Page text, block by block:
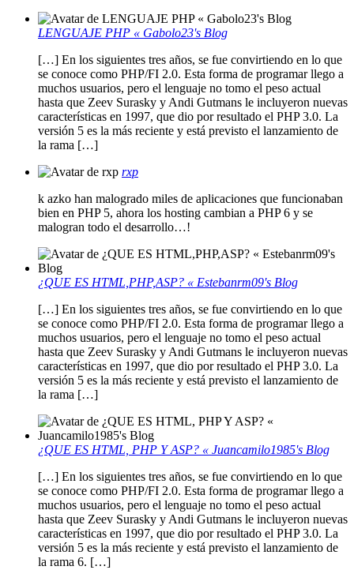
LENGUAJE PHP « Gabolo23's Blog
[…] En los siguientes tres años, se fue convirtiendo en lo que
se conoce como PHP/FI 2.0. Esta forma de programar llego a
muchos usuarios, pero el lenguaje no tomo el peso actual
hasta que Zeev Surasky y Andi Gutmans le incluyeron nuevas
características en 1997, que dio por resultado el PHP 3.0. La
versión 5 es la más reciente y está previsto el lanzamiento de
la rama […]
rxp
k azko han malogrado miles de aplicaciones que funcionaban
bien en PHP 5, ahora los hosting cambian a PHP 6 y se
malogran todo el desarrollo…!
¿QUE ES HTML,PHP,ASP? « Estebanrm09's Blog
[…] En los siguientes tres años, se fue convirtiendo en lo que
se conoce como PHP/FI 2.0. Esta forma de programar llego a
muchos usuarios, pero el lenguaje no tomo el peso actual
hasta que Zeev Surasky y Andi Gutmans le incluyeron nuevas
características en 1997, que dio por resultado el PHP 3.0. La
versión 5 es la más reciente y está previsto el lanzamiento de
la rama […]
¿QUE ES HTML, PHP Y ASP? « Juancamilo1985's Blog
[…] En los siguientes tres años, se fue convirtiendo en lo que
se conoce como PHP/FI 2.0. Esta forma de programar llego a
muchos usuarios, pero el lenguaje no tomo el peso actual
hasta que Zeev Surasky y Andi Gutmans le incluyeron nuevas
características en 1997, que dio por resultado el PHP 3.0. La
versión 5 es la más reciente y está previsto el lanzamiento de
la rama 6. […]